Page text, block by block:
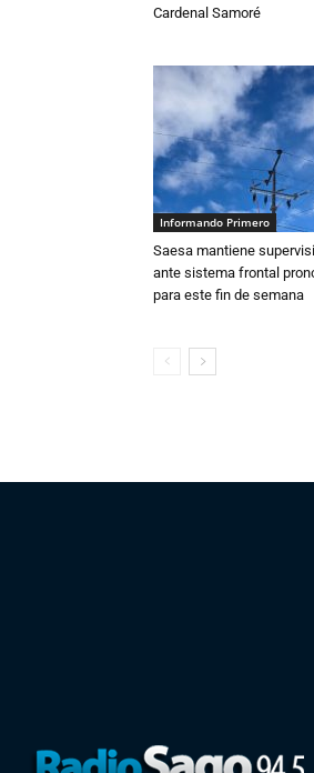
Cardenal Samoré
Informando Primero
Saesa mantiene
ante sistema frontal
para este fin de semana